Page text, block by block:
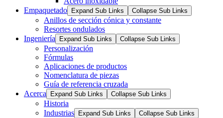
Empaquetado
Expand Sub Links Collapse Sub Links
Anillos de sección cónica y constante
Resortes ondulados
Ingeniería
Expand Sub Links Collapse Sub Links
Personalización
Fórmulas
Aplicaciones de productos
Nomenclatura de piezas
Guía de referencia cruzada
Acerca
Expand Sub Links Collapse Sub Links
Historia
Industrias
Expand Sub Links Collapse Sub Links